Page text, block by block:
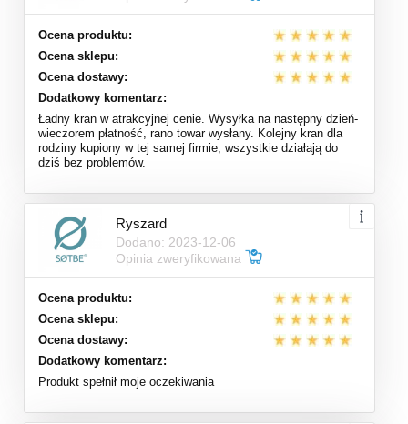
Ocena produktu:
Ocena sklepu:
Ocena dostawy:
Dodatkowy komentarz:
Ładny kran w atrakcyjnej cenie. Wysyłka na następny dzień-
wieczorem płatność, rano towar wysłany. Kolejny kran dla
rodziny kupiony w tej samej firmie, wszystkie działają do
dziś bez problemów.
Ryszard
Dodano: 2023-12-06
Opinia zweryfikowana
Ocena produktu:
Ocena sklepu:
Ocena dostawy:
Dodatkowy komentarz:
Produkt spełnił moje oczekiwania